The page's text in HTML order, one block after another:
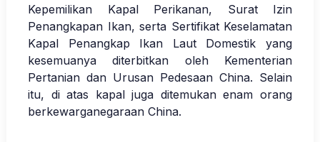
Kepemilikan Kapal Perikanan, Surat Izin
Penangkapan Ikan, serta Sertifikat Keselamatan
Kapal Penangkap Ikan Laut Domestik yang
kesemuanya diterbitkan oleh Kementerian
Pertanian dan Urusan Pedesaan China. Selain
itu, di atas kapal juga ditemukan enam orang
berkewarganegaraan China.